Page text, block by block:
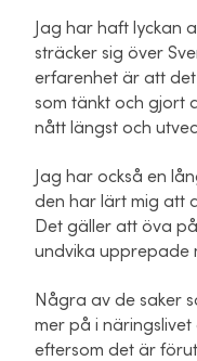
Jag har haft lyckan
sträcker sig över
erfarenhet är att
som tänkt och gjort
nått längst och
Jag har också en
den har lärt mig att
Det gäller att öva
undvika upprepade
Några av de saker
mer på i
eftersom det är